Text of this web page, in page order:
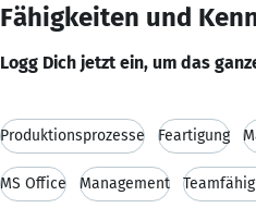
Fähigkeiten und
Logg Dich jetzt ein, um das
Produktionsprozesse Feartigung
MS Office Management